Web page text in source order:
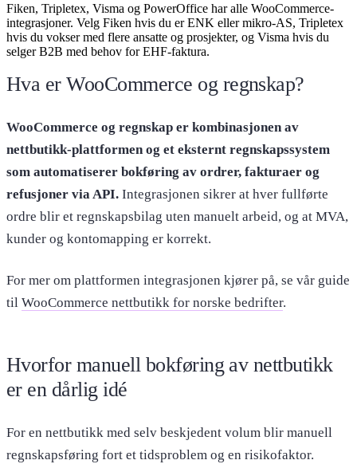
Fiken, Tripletex, Visma og PowerOffice har alle WooCommerce-
integrasjoner. Velg Fiken hvis du er ENK eller mikro-AS, Tripletex
hvis du vokser med flere ansatte og prosjekter, og Visma hvis du
selger B2B med behov for EHF-faktura.
Hva er WooCommerce og regnskap?
WooCommerce og regnskap er kombinasjonen av
nettbutikk-plattformen og et eksternt regnskapssystem
som automatiserer bokføring av ordrer, fakturaer og
refusjoner via API. Integrasjonen sikrer at hver fullførte
ordre blir et regnskapsbilag uten manuelt arbeid, og at MVA,
kunder og kontomapping er korrekt.
For mer om plattformen integrasjonen kjører på, se vår guide
til WooCommerce nettbutikk for norske bedrifter.
Hvorfor manuell bokføring av nettbutikk
er en dårlig idé
For en nettbutikk med selv beskjedent volum blir manuell
regnskapsføring fort et tidsproblem og en risikofaktor.